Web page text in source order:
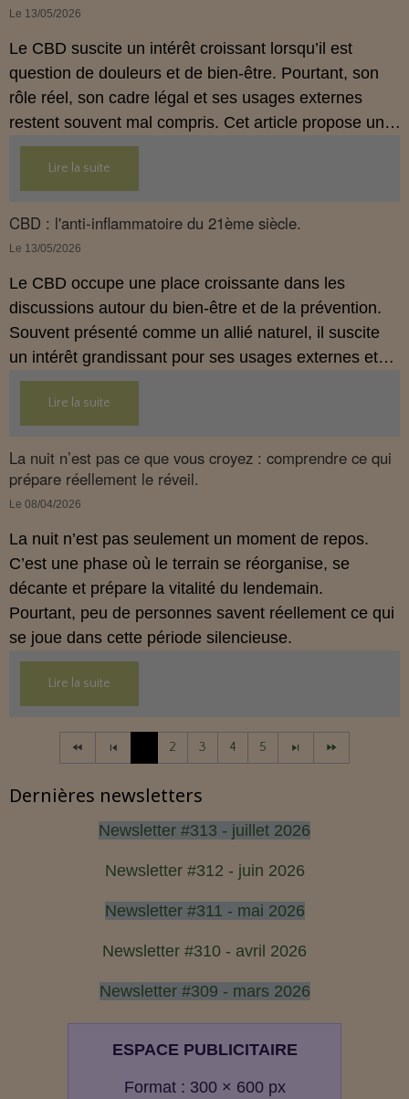
démarche de prévention, sans ingestion et sans
Le 13/05/2026
Le CBD suscite un intérêt croissant lorsqu’il est
question de douleurs et de bien‑être. Pourtant, son
rôle réel, son cadre légal et ses usages externes
restent souvent mal compris. Cet article propose une
mise au point claire, moderne et conforme à la
réglementation française de 2026, afin de mieux
comprendre comment le CBD s’intègre dans une
approche globale de prévention.
Lire la suite
CBD : l'anti-inflammatoire du 21ème siècle.
Le 13/05/2026
Le CBD occupe une place croissante dans les
discussions autour du bien‑être et de la prévention.
Souvent présenté comme un allié naturel, il suscite
un intérêt grandissant pour ses usages externes et
son interaction avec le système endocannabinoïde.
Cet article propose une mise au point claire, moderne
et conforme à la réglementation française de 2026.
Lire la suite
La nuit n’est pas ce que vous croyez : comprendre ce qui
prépare réellement le réveil.
Le 08/04/2026
La nuit n’est pas seulement un moment de repos.
C’est une phase où le terrain se réorganise, se
décante et prépare la vitalité du lendemain.
Pourtant, peu de personnes savent réellement ce qui
se joue dans cette période silencieuse.
Lire la suite
2 3 4 5
Dernières newsletters
Newsletter #313 - juillet 2026
Newsletter #312 - juin 2026
Newsletter #311 - mai 2026
Newsletter #310 - avril 2026
Newsletter #309 - mars 2026
ESPACE PUBLICITAIRE
Format : 300 × 600 px